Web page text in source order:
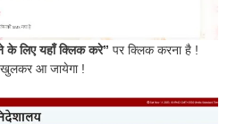
लिए यहाँ क्लिक करे” पर क्लिक करना है !
आ जायेगा !